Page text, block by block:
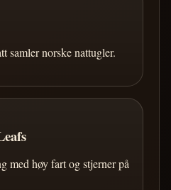
samler norske nattugler.
med høy fart og stjerner på